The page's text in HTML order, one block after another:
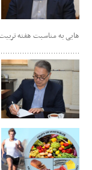
هایی به مناسبت هفته